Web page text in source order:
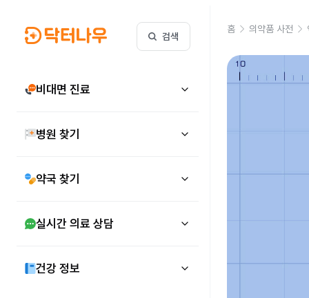
검색
비대면 진료
병원 찾기
약국 찾기
실시간 의료 상담
건강 정보
홈 의약품 사전